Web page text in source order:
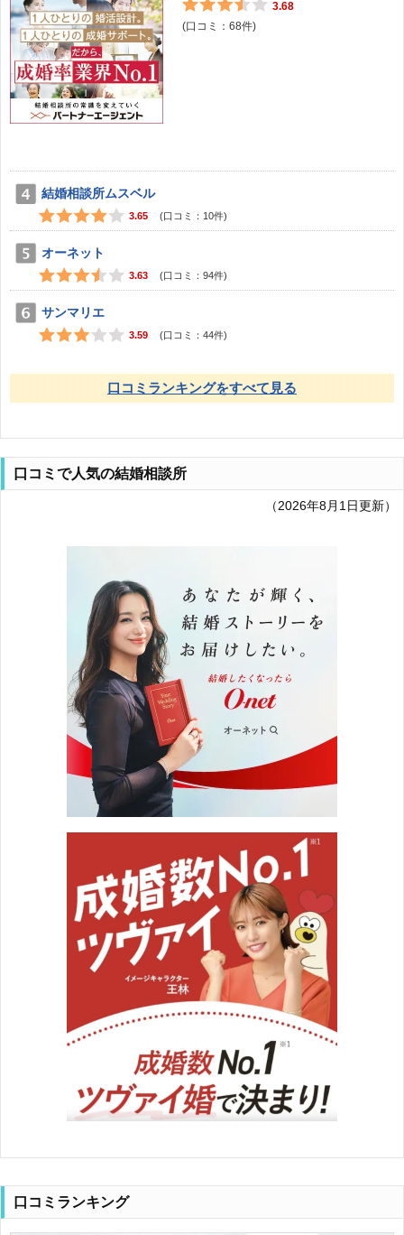
3.68
(口コミ： 68件)
結婚相談所ムスベル
3.65 (口コミ： 10件)
オーネット
3.63 (口コミ： 94件)
サンマリエ
3.59 (口コミ： 44件)
口コミランキングをすべて見る
口コミで人気の結婚相談所
（2026年8月1日更新）
口コミランキング